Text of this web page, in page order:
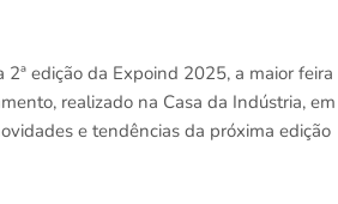
edição da Expoind 2025, a maior feira
realizado na Casa da Indústria, em
e tendências da próxima edição